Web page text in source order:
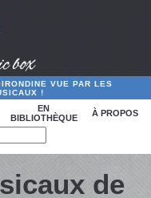
VUE PAR LES
!
EN
BIBLIOTHÈQUE
À PROPOS
de